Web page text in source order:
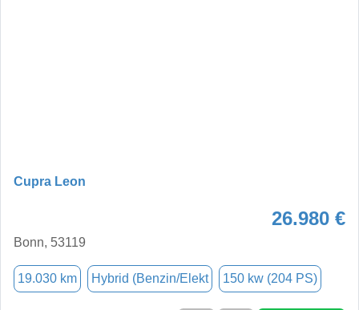
Cupra Leon
26.980 €
Bonn, 53119
19.030 km Hybrid (Benzin/Elekt 150 kw (204 PS)